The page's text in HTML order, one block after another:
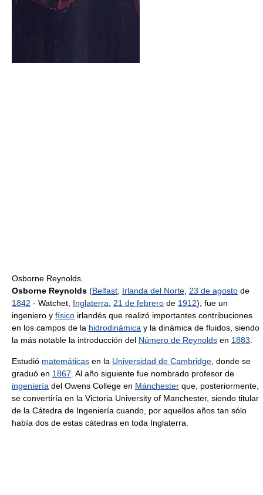
Osborne Reynolds.
Osborne Reynolds (Belfast Irlanda del Norte 23 de agosto de
1842 - Watchet, Inglaterra 21 de febrero de 1912), fue un
ingeniero y físico irlandés que realizó importantes contribuciones
en los campos de la hidrodinámica y la dinámica de fluidos, siendo
la más notable la introducción del Número de Reynolds en 1883
Estudió matemáticas en la Universidad de Cambridge , donde se
graduó en 1867 . Al año siguiente fue nombrado profesor de
ingeniería del Owens College en Mánchester que, posteriormente,
se convertiría en la Victoria University of Manchester, siendo titular
de la Cátedra de Ingeniería cuando, por aquellos años tan sólo
había dos de estas cátedras en toda Inglaterra.